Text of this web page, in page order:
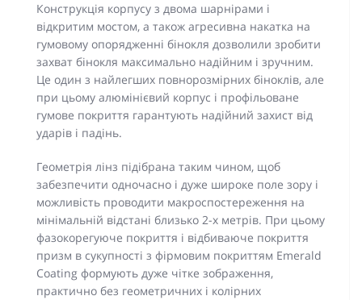
Конструкція корпусу з двома шарнірами і
відкритим мостом, а також агресивна накатка на
гумовому опорядженні бінокля дозволили зробити
захват бінокля максимально надійним і зручним.
Це один з найлегших повнорозмірних біноклів, але
при цьому алюмінієвий корпус і профільоване
гумове покриття гарантують надійний захист від
ударів і падінь.
Геометрія лінз підібрана таким чином, щоб
забезпечити одночасно і дуже широке поле зору і
можливість проводити макроспостереження на
мінімальній відстані близько 2-х метрів. При цьому
фазокорегуюче покриття і відбиваюче покриття
призм в сукупності з фірмовим покриттям Emerald
Coating формують дуже чітке зображення,
практично без геометричних і колірних